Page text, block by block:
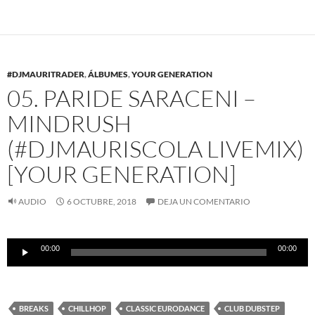
#DJMAURITRADER,ÁLBUMES,YOUR GENERATION
05. PARIDE SARACENI –
MINDRUSH
(#DJMAURISCOLA LIVEMIX)
[YOUR GENERATION]
AUDIO 6 OCTUBRE, 2018 DEJA UN COMENTARIO
Reproductor
00:00 00:00
BREAKS CHILLHOP CLASSIC EURODANCE CLUB DUBSTEP